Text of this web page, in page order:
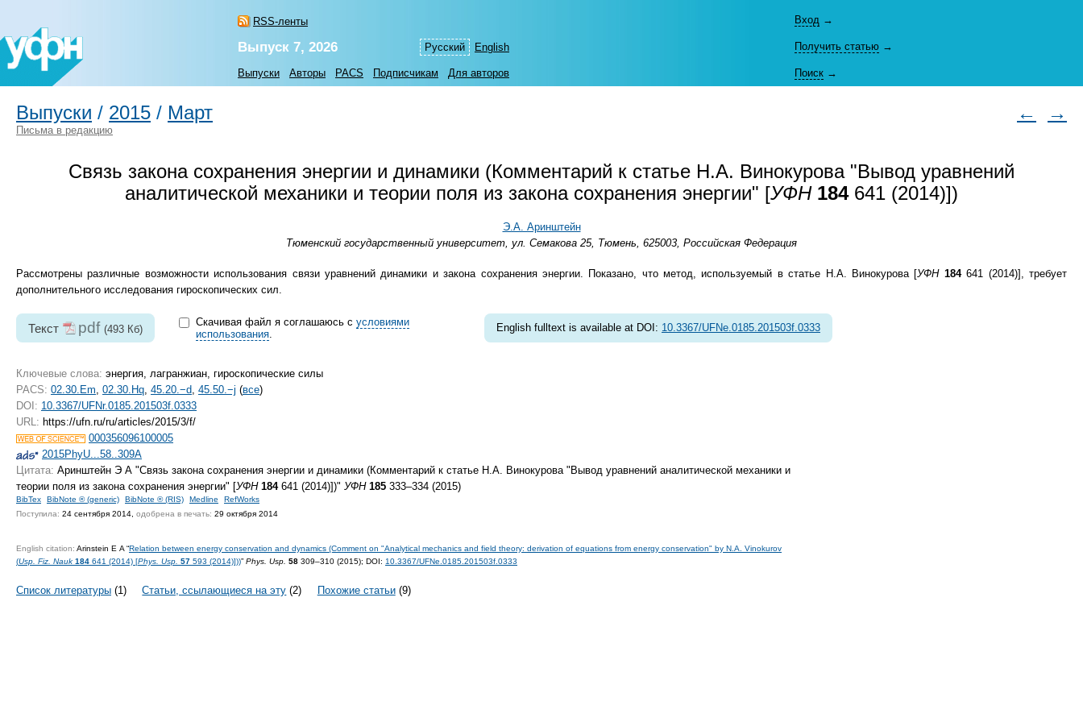
RSS-ленты
Русский English
Вход →
Выпуск 7, 2026 Получить статью →
Выпуски Авторы PACS Подписчикам Для авторов Поиск →
Выпуски / 2015 / Март ← →
Письма в редакцию
Связь закона сохранения энергии и динамики (Комментарий к статье Н.А. Винокурова "Вывод уравнений
аналитической механики и теории поля из закона сохранения энергии" [УФН 184641 (2014)])
Э.А. Аринштейн
Тюменский государственный университет, ул. Семакова 25, Тюмень, 625003, Российская Федерация
Рассмотрены различные возможности использования связи уравнений динамики и закона сохранения энергии. Показано, что метод, используемый в статье Н.А. Винокурова [УФН 184641 (2014)], требует
дополнительного исследования гироскопических сил.
Текст pdf (493 Кб)
Скачивая файл я соглашаюсь с условиями
использования.
English fulltext is available at DOI: 10.3367/UFNe.0185.201503f.0333
Ключевые слова: энергия, лагранжиан, гироскопические силы
PACS: 02.30.Em 02.30.Hq 45.20.−d 45.50.−j (все)
DOI: 10.3367/UFNr.0185.201503f.0333
URL: https://ufn.ru/ru/articles/2015/3/f/
000356096100005
2015PhyU...58..309A
Цитата: Аринштейн Э А "Связь закона сохранения энергии и динамики (Комментарий к статье Н.А. Винокурова "Вывод уравнений аналитической механики и
теории поля из закона сохранения энергии" [УФН 184641 (2014)])" УФН 185 333–334 (2015)
BibTex BibNote ® (generic) BibNote ® (RIS) Medline
RefWorks
Поступила: 24 сентября 2014, одобрена в печать: 29 октября 2014
English citation: Arinstein E A “Relation between energy conservation and dynamics (Comment on "Analytical mechanics and field theory: derivation of equations from energy conservation" by N.A. Vinokurov
(Usp. Fiz. Nauk 184 641 (2014) [Phys. Usp. 57 593 (2014)]))” Phys. Usp. 58 309–310 (2015); DOI: 10.3367/UFNe.0185.201503f.0333
Список литературы (1) Статьи, ссылающиеся на эту (2) Похожие статьи(9)